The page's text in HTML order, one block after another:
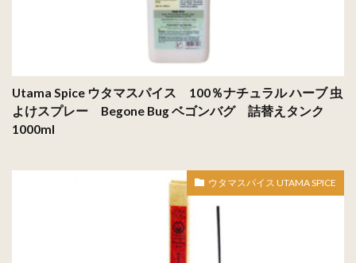
Utama Spice ウタマスパイス 100％ナチュラル ハーブ 虫
よけスプレー Begone Bug ベゴンバグ 詰替えタンク
1000ml
ウタマスパイス UTAMA SPICE